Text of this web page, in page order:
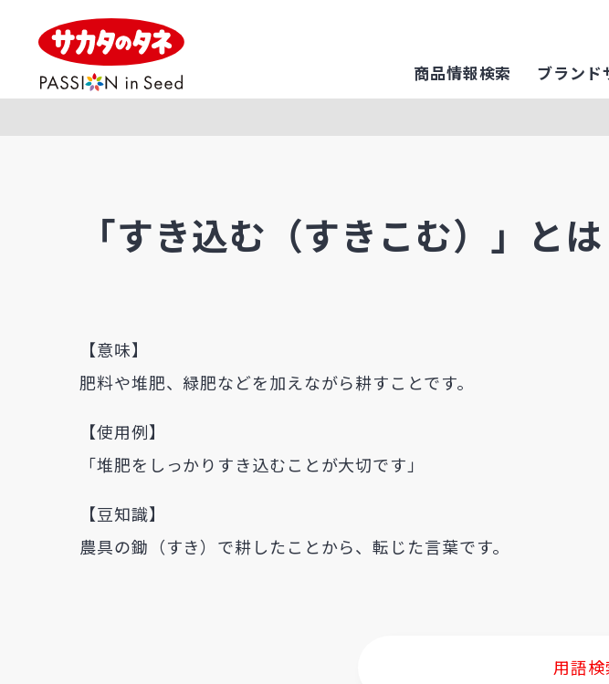
商品情報検索 ブランド
「すき込む（すきこむ）」とは
【意味】
肥料や堆肥、緑肥などを加えながら耕すことです。
【使用例】
「堆肥をしっかりすき込むことが大切です」
【豆知識】
農具の鋤（すき）で耕したことから、転じた言葉です。
用語検